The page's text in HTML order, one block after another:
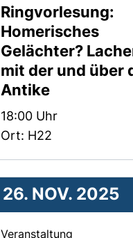
Ringvorlesung:
Homerisches
Gelächter?
mit der und über
Antike
Zeit:
18:00 Uhr
Ort: H22
Veranstaltung, 26.
26. NOV. 2025